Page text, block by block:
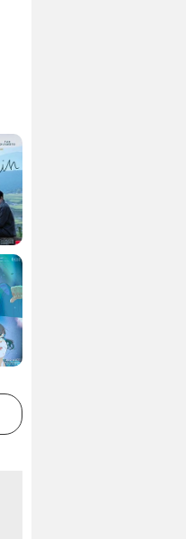
Une aube nouvelle Bande-annonce VO STFR